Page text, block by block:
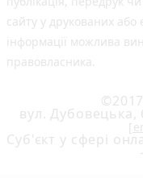
сайту у друкованих або
інформації можлива
правовласника.
вул. Дубовецька,
Cуб'єкт у сфері